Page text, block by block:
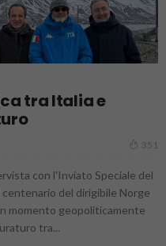
tra Italia e
351
con l'Inviato Speciale del
del dirigibile Norge
momento geopoliticamente
tra...